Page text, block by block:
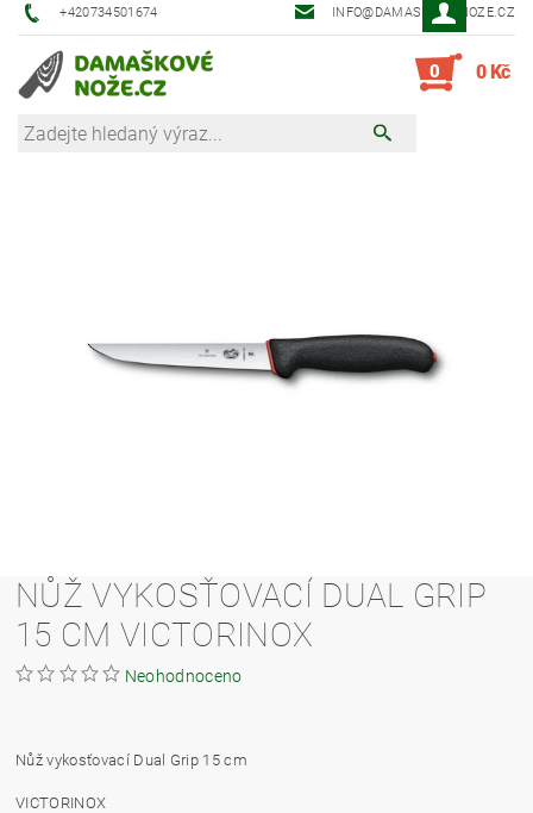
+420734501674 INFO@DAMASKOVE-NOZE.CZ
0 0 Kč
NŮŽ VYKOSŤOVACÍ DUAL GRIP
15 CM VICTORINOX
Neohodnoceno
Nůž vykosťovací Dual Grip 15 cm
VICTORINOX